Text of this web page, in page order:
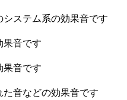
ステム系の効果音です
果音です
果音です
音などの効果音です